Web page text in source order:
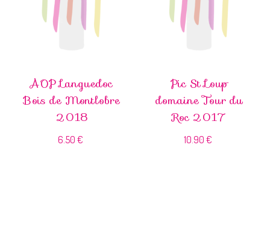
AOP Languedoc
Bois de Montlobre
2018
6.50€
Pic St Loup
domaine Tour du
Roc 2017
10.90€